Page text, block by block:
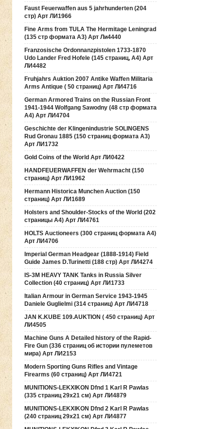
Faust Feuerwaffen aus 5 jahrhunderten (204
стр) Арт ЛИ1966
Fine Arms from TULA The Hermitage Leningrad
(135 стр формата А3) Арт Ли4440
Franzosische Ordonnanzpistolen 1733-1870
Udo Lander Fred Hofele (145 страниц, А4) Арт
ЛИ4482
Fruhjahrs Auktion 2007 Antike Waffen Militaria
Arms Antique ( 50 страниц) Арт ЛИ4716
German Armored Trains on the Russian Front
1941-1944 Wolfgang Sawodny (48 стр формата
А4) Арт ЛИ4704
Geschichte der Klingenindustrie SOLINGENS
Rud Gronau 1885 (150 страниц формата А3)
Арт ЛИ1732
Gold Coins of the World Арт ЛИ0422
HANDFEUERWAFFEN der Wehrmacht (150
страниц) Арт ЛИ1962
Hermann Historica Munchen Auction (150
страниц) Арт ЛИ1689
Holsters and Shoulder-Stocks of the World (202
страницы А4) Арт ЛИ4761
HOLTS Auctioneers (300 страниц формата А4)
Арт ЛИ4706
Imperial German Headgear (1888-1914) Field
Guide James D.Turinetti (188 cтр) Арт ЛИ4274
IS-3M HEAVY TANK Tanks in Russia Silver
Collection (40 страниц) Арт ЛИ1733
Italian Armour in German Service 1943-1945
Daniele Guglielmi (314 страниц) Арт ЛИ4718
JAN K.KUBE 109.AUKTION ( 450 страниц) Арт
ЛИ4505
Machine Guns A Detailed history of the Rapid-
Fire Gun (336 страниц об истории пулеметов
мира) Арт ЛИ2153
Modern Sporting Guns Rifles and Vintage
Firearms (60 страниц) Арт ЛИ4721
MUNITIONS-LEKXIKON Dfnd 1 Karl R Pawlas
(335 страниц 29х21 см) Арт ЛИ4879
MUNITIONS-LEKXIKON Dfnd 2 Karl R Pawlas
(240 страниц 29х21 см) Арт ЛИ4877